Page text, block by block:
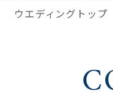
スマホやPCから参加が可能
ます。ウエディングトップ